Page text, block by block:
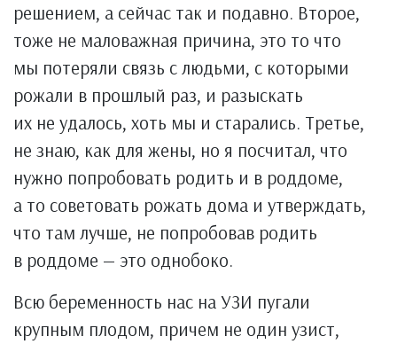
решением, а сейчас так и подавно. Второе,
тоже не маловажная причина, это то что
мы потеряли связь с людьми, с которыми
рожали в прошлый раз, и разыскать
их не удалось, хоть мы и старались. Третье,
не знаю, как для жены, но я посчитал, что
нужно попробовать родить и в роддоме,
а то советовать рожать дома и утверждать,
что там лучше, не попробовав родить
в роддоме — это однобоко.
Всю беременность нас на УЗИ пугали
крупным плодом, причем не один узист,